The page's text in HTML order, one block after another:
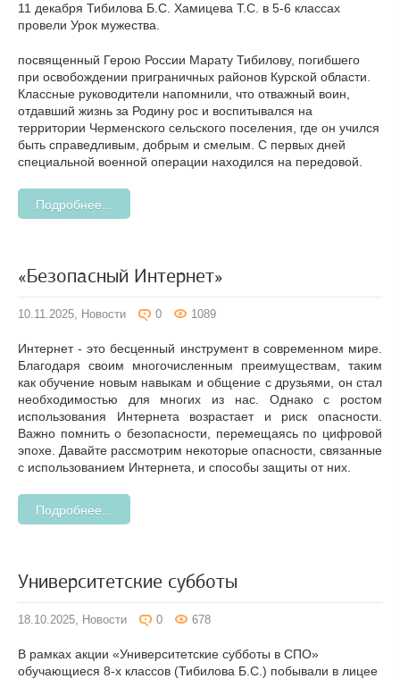
11 декабря Тибилова Б.С. Хамицева Т.С. в 5-6 классах
провели Урок мужества.
посвященный Герою России Марату Тибилову, погибшего
при освобождении приграничных районов Курской области.
Классные руководители напомнили, что отважный воин,
отдавший жизнь за Родину рос и воспитывался на
территории Черменского сельского поселения, где он учился
быть справедливым, добрым и смелым. С первых дней
специальной военной операции находился на передовой.
Подробнее...
«Безопасный Интернет»
10.11.2025, Новости 0 1089
Интернет - это бесценный инструмент в современном мире.
Благодаря своим многочисленным преимуществам, таким
как обучение новым навыкам и общение с друзьями, он стал
необходимостью для многих из нас. Однако с ростом
использования Интернета возрастает и риск опасности.
Важно помнить о безопасности, перемещаясь по цифровой
эпохе. Давайте рассмотрим некоторые опасности, связанные
с использованием Интернета, и способы защиты от них.
Подробнее...
Университетские субботы
18.10.2025, Новости 0 678
В рамках акции «Университетские субботы в СПО»
обучающиеся 8-х классов (Тибилова Б.С.) побывали в лицее